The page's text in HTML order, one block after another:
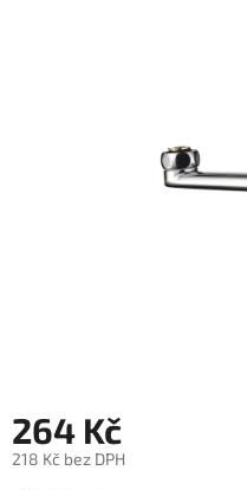
264 Kč
218 Kč bez DPH